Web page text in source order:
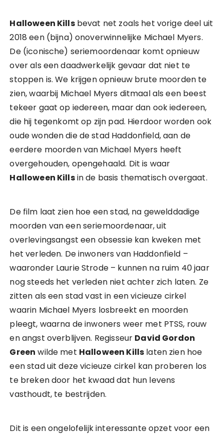
Halloween Killsbevat net zoals het vorige deel uit
2018 een (bijna) onoverwinnelijke Michael Myers.
De (iconische) seriemoordenaar komt opnieuw
over als een daadwerkelijk gevaar dat niet te
stoppen is. We krijgen opnieuw brute moorden te
zien, waarbij Michael Myers ditmaal als een beest
tekeer gaat op iedereen, maar dan ook iedereen,
die hij tegenkomt op zijn pad. Hierdoor worden ook
oude wonden die de stad Haddonfield, aan de
eerdere moorden van Michael Myers heeft
overgehouden, opengehaald. Dit is waar
Halloween Killsin de basis thematisch overgaat.
De film laat zien hoe een stad, na gewelddadige
moorden van een seriemoordenaar, uit
overlevingsangst een obsessie kan kweken met
het verleden. De inwoners van Haddonfield –
waaronder Laurie Strode – kunnen na ruim 40 jaar
nog steeds het verleden niet achter zich laten. Ze
zitten als een stad vast in een vicieuze cirkel
waarin Michael Myers losbreekt en moorden
pleegt, waarna de inwoners weer met PTSS, rouw
en angst overblijven. Regisseur David Gordon
Green wilde met Halloween Kills laten zien hoe
een stad uit deze vicieuze cirkel kan proberen los
te breken door het kwaad dat hun levens
vasthoudt, te bestrijden.
Dit is een ongelofelijk interessante opzet voor een